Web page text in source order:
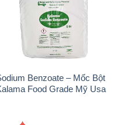
Sodium Benzoate – Mốc Bột
Kalama Food Grade Mỹ Usa